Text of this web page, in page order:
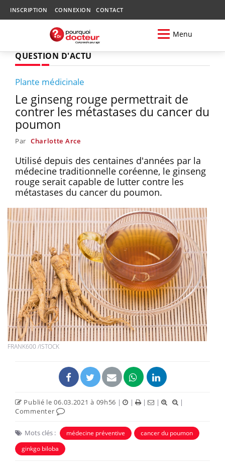
INSCRIPTION CONNEXION CONTACT
Menu
QUESTION D'ACTU
Plante médicinale
Le ginseng rouge permettrait de
contrer les métastases du cancer du
poumon
Par Charlotte Arce
Utilisé depuis des centaines d'années par la
médecine traditionnelle coréenne, le ginseng
rouge serait capable de lutter contre les
métastases du cancer du poumon.
FRANK600 /ISTOCK
Publié le 06.03.2021 à 09h56 | | | |
|
Commenter
Mots clés : médecine préventive
cancer du poumon
ginkgo biloba